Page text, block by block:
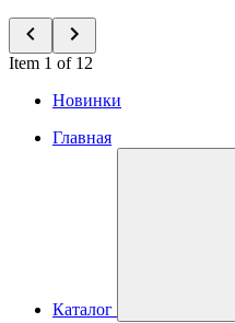
Item 1 of 12
Новинки
Главная
Каталог